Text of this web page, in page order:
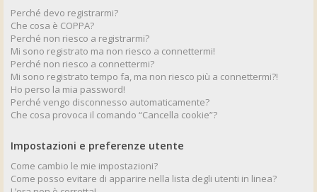
Perché devo registrarmi?
Che cosa è COPPA?
Perché non riesco a registrarmi?
Mi sono registrato ma non riesco a connettermi!
Perché non riesco a connettermi?
Mi sono registrato tempo fa, ma non riesco più a connettermi?!
Ho perso la mia password!
Perché vengo disconnesso automaticamente?
Che cosa provoca il comando “Cancella cookie”?
Impostazioni e preferenze utente
Come cambio le mie impostazioni?
Come posso evitare di apparire nella lista degli utenti in linea?